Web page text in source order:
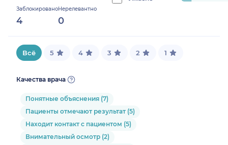
Заблокировано
4
Нерелевантно
0
6.666666666666667%
Всё 5 4 3 2 1
Качества врача
Понятные объяснения (7)
Пациенты отмечают результат (5)
Находит контакт с пациентом (5)
Внимательный осмотр (2)